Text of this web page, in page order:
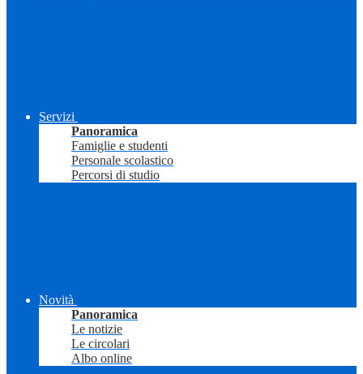
Servizi
Panoramica
Famiglie e studenti
Personale scolastico
Percorsi di studio
Novità
Panoramica
Le notizie
Le circolari
Albo online